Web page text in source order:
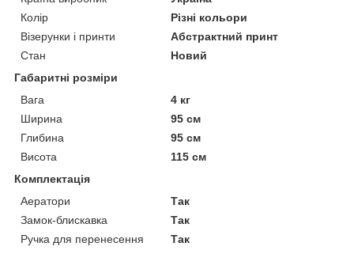
Колір
Різні кольори
Візерунки і принти
Абстрактний принт
Стан
Новий
Габаритні розміри
Вага
4 кг
Ширина
95 см
Глибина
95 см
Висота
115 см
Комплектація
Аератори
Так
Замок-блискавка
Так
Ручка для перенесення
Так